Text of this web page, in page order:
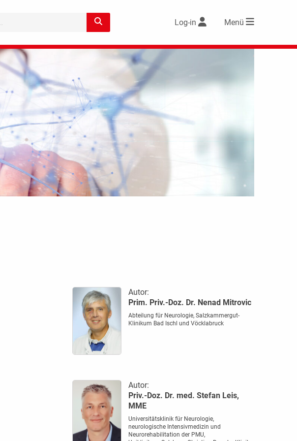
Log-in Menü
Autor:
Prim. Priv.-Doz. Dr. Nenad Mitrovic
Abteilung für Neurologie, Salzkammergut-
Klinikum Bad Ischl und Vöcklabruck
Autor:
Priv.-Doz. Dr. med. Stefan Leis,
MME
Universitätsklinik für Neurologie,
neurologische Intensivmedizin und
Neurorehabilitation der PMU,